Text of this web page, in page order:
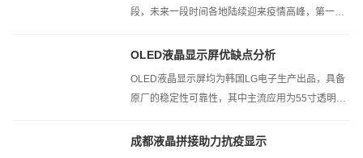
段，未来一段时间各地陆续迎来疫情高峰，第一波
OLED液晶显示屏优缺点分析
OLED液晶显示屏均为韩国LG电子生产出品，具备
原厂的稳定性可靠性，其中主流应用为55寸透明
成都液晶拼接助力抗疫显示